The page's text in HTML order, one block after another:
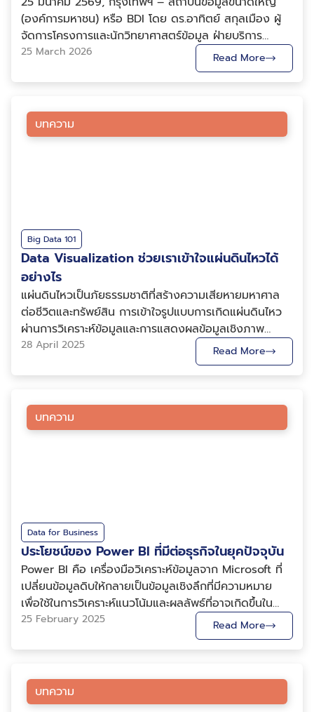
องค์การมหาชนภายใต้กระทรวงดิจิทัลเพื่อเศรษฐกิจและ
สังคม ที่มีภารกิจส่งเสริมการใช้ประโยชน์จากข้อมูลขนาด
ใหญ่และ AI เพื่อพัฒนาประเทศ ตลอดหลายปีที่ผ่าน
มา BDI ได้ทำงานร่วมกับหน่วยงานภาครัฐ รัฐวิสาหกิจ
องค์กรปกครองส่วนท้องถิ่น รวมถึงภาคเอกชนในหลาก
ข้อจำกัด และความท้าทายของแต่ละองค์กรอย่างแท้จริง
เมื่อออกแบบหลักสูตร เราจึงสามารถเชื่อมโยงเนื้อหากับ
มากกว่า 200 คน โดย
กว่า 60% เป็น Technial People เช่น Data Scientist,
Data Engineer, Programmer และผู้เชี่ยวชาญด้านข้อมูล
และ AI ที่มีประสบการณ์ทำงานจริงกับโครงการระดับประเทศ
และองค์กรขนาดใหญ่ ผู้เรียนจึงไม่ได้รับเพียงความรู้เชิง
ทฤษฎี แต่ยังได้รับประสบการณ์จากกรณีศึกษาจริง ปัญหา
จริง และแนวทางแก้ไขที่เกิดขึ้นจริงในองค์กร ไม่ว่าจะเป็น
ทุกหลักสูตรถูกถ่ายทอดโดยผู้เชี่ยวชาญที่อยู่ในสนามจริง
ของวงการ Data และ AI 3. Customize หลักสูตรให้ตรง
กับทุกองค์กร ก่อนการอบรม ทีมงานจะร่วมพูดคุยกับ
หน่วยงานเพื่อทำความเข้าใจ จากนั้นจึงออกแบบเนื้อหา
ข้อมูลจริงขององค์กรมาใช้ใน Workshop โดยเฉพาะ
หลักสูตรด้าน ผู้เรียนจะได้ฝึกวิเคราะห์ข้อมูลจากชุดข้อมูลที่
ใช้งานจริงภายในองค์กรของตนเอง ผลลัพธ์คือ เมื่อจบ
การอบรม ผู้เรียนจะไม่ได้เพียงความรู้ แต่ยัง
ได้ Dashboard หรือ Prototype ที่สามารถนำกลับไป
พัฒนาต่อยอดใช้งานได้ทันที แตกต่างจากการอบรมทั่วไปที่
ใช้ข้อมูลตัวอย่างซึ่งไม่สามารถนำไปใช้ต่อในงานจริงได้ 5. มี
ทีม TA ดูแลอย่างใกล้ชิดตลอดการเรียน การเรียน
โดยเฉพาะหลักสูตร Workshop หรือ Hands-on
Training BDI จึงจัดให้มีทีม Teaching Assistant
(องค์การมหาชน) หรือ BDI โดย ดร.อาทิตย์ สกุลเมือง ผู้
จัดการโครงการและนักวิทยาศาสตร์ข้อมูล ฝ่ายบริการ
วิเคราะห์ข้อมูล ร่วมเป็นวิทยากรบรรยายในหัวข้อ “การ
วิเคราะห์ข้อมูลและนำเสนอข้อมูลด้วยภาพ (Data
Visualization)” ให้แก่ทันตแพทย์จำนวน 15 คน ที่เข้าร่วม
สำหรับทันตแพทย์ ประจำปี 2569 ณ ห้องประชุมสมบูรณ์
วัชโรทัย อาคาร 1 ชั้น 2 กรมอนามัย การบรรยายครั้งนี้ มุ่ง
เข้าใจง่ายและนำไปใช้ได้จริง ควบคู่กับการเสริมความรู้ด้าน
การเตรียมความพร้อมของข้อมูล (Data Preparation)
การตรวจสอบคุณภาพข้อมูล (Data Quality) และการจัด
โครงสร้างข้อมูลให้เหมาะสมต่อการวิเคราะห์ อีกทั้งยังเน้น
การออกแบบการสื่อสารข้อมูลในรูปแบบ Data
Storytelling เพื่อให้สามารถถ่ายทอดข้อมูลเชิงซับซ้อนให้
เข้าใจได้อย่างมีประสิทธิภาพ นอกจากนี้ ยังได้ยกตัวอย่าง
การพัฒนาแดชบอร์ดเพื่อใช้ติดตามสถิติการอุดฟันราย
เดือนของหน่วยบริการสาธารณสุข มาประยุกต์ใช้ข้อมูลใน
ข้อมูลไปใช้ในสถานการณ์จริง การถ่ายทอดองค์ความรู้ใน
ครั้งนี้ สะท้อนบทบาทของ BDI ในการสนับสนุนหน่วยงาน
25 March 2026 Read More
บทความ
Big Data 101
Data Visualization ช่วยเราเข้าใจแผ่นดินไหวได้
อย่างไร
แผ่นดินไหวเป็นภัยธรรมชาติที่สร้างความเสียหายมหาศาล
ต่อชีวิตและทรัพย์สิน การเข้าใจรูปแบบการเกิดแผ่นดินไหว
ผ่านการวิเคราะห์ข้อมูลและการแสดงผลข้อมูลเชิงภาพ
(Data Visualization) จึงมีบทบาทสำคัญอย่างยิ่งในการเต
รียมพร้อมรับมือและลดผลกระทบจากภัยพิบัติดังกล่าว
บทความนี้นำเสนอวิธีการใช้ Data Visualization เพื่อ
Data Visualization ในการศึกษาแผ่นดินไหว การแสดงผล
ข้อมูลเชิงภาพช่วยให้เราสามารถเห็นรูปแบบและความ
เช่น USGS Earthquake Map ที่จัดทำโดยสำนักงาน
ธรณีวิทยาแห่งสหรัฐอเมริกา (USGS) โดยสามารถแสดง
ข้อมูลแผ่นดินไหวทั่วโลกแบบเรียลไทม์ (ภาพที่ 1) แสดง
แผนที่ตำแหน่งการเกิดเหตุแผ่นดินไหวที่เกิดขึ้นล่าสุด เพื่อให้
สามารถเข้าใจได้โดยง่าย แผนที่การเกิดแผ่นดินไหวจึงมักอยู่
ในรูปแบบพื้นฐานที่ใช้แสดงตำแหน่งของแผ่นดินไหว โดย
นิยมใช้จุด (Points) ที่มีขนาดและสีแตกต่างกันเพื่อแสดง
ความรุนแรงของแผ่นดินไหว การประยุกต์ใช้ Data
ประการแรกคือการจัดการกับข้อมูลขนาดใหญ่ที่ไหลมาจาก
เครือข่ายเซนเซอร์จำนวนมาก ซึ่งจำเป็นต้องพัฒนาระบบการ
28 April 2025 Read More
บทความ
Data for Business
ประโยชน์ของ Power BI ที่มีต่อธุรกิจในยุคปัจจุบัน
Power BI คือ เครื่องมือวิเคราะห์ข้อมูลจาก Microsoft ที่
เปลี่ยนข้อมูลดิบให้กลายเป็นข้อมูลเชิงลึกที่มีความหมาย
เพื่อใช้ในการวิเคราะห์แนวโน้มและผลลัพธ์ที่อาจเกิดขึ้นใน
อนาคต เป็นหนึ่งในเครื่องมือ Business Intelligence
(BI) ที่นิยมในปัจจุบัน เพราะช่วยให้สามารถวิเคราะห์ข้อมูลได้
ง่ายขึ้น มีจุดเด่นที่ความสามารถในการเชื่อมต่อข้อมูลจาก
การใช้งานที่ไม่ซับซ้อน ในบทความนี้จะนำทุกท่านไปรู้จักกับ
Power BI เครื่องมือที่สามารถช่วยในการตัดสินใจที่ชาญ
25 February 2025 Read More
บทความ